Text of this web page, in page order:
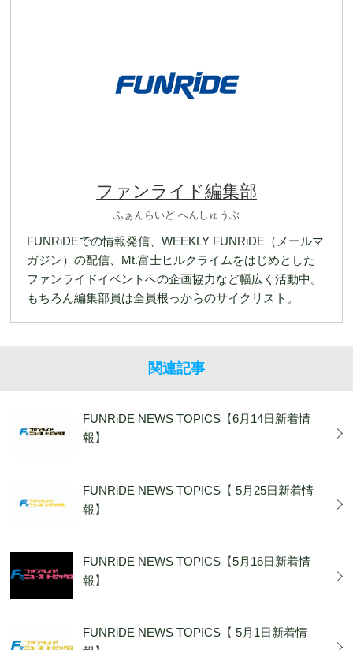
ファンライド編集部
ふぁんらいど へんしゅうぶ
FUNRiDEでの情報発信、WEEKLY FUNRiDE（メールマ
ガジン）の配信、Mt.富士ヒルクライムをはじめとした
ファンライドイベントへの企画協力など幅広く活動中。
もちろん編集部員は全員根っからのサイクリスト。
関連記事
FUNRiDE NEWS TOPICS【6月14日新着情
報】
FUNRiDE NEWS TOPICS【 5月25日新着情
報】
FUNRiDE NEWS TOPICS【5月16日新着情
報】
FUNRiDE NEWS TOPICS【 5月1日新着情